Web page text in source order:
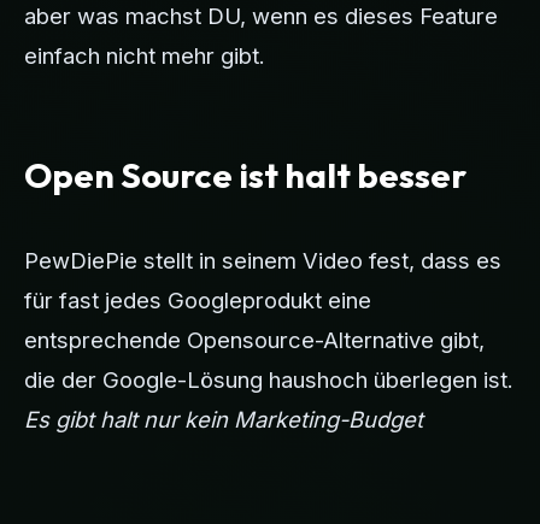
aber was machst DU, wenn es dieses Feature
einfach nicht mehr gibt.
Open Source ist halt besser
PewDiePie stellt in seinem Video fest, dass es
für fast jedes Googleprodukt eine
entsprechende Opensource-Alternative gibt,
die der Google-Lösung haushoch überlegen ist.
Es gibt halt nur kein Marketing-Budget